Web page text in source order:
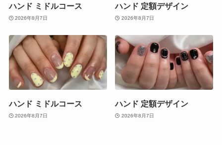
ハンド ミドルコース
2026年8月7日
ハンド 定額デザイン
2026年8月7日
ハンド ミドルコース
2026年8月7日
ハンド 定額デザイン
2026年8月7日